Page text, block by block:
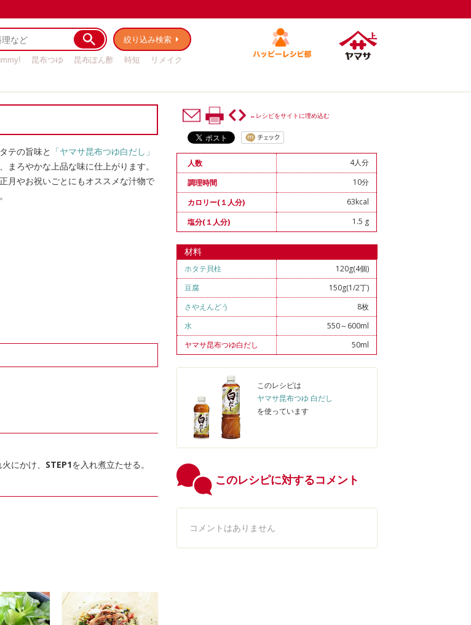
絞り込み検索
昆布つゆ 昆布ぽん酢 時短
リメイク
テの旨味と 「ヤマサ昆布つゆ白だし」
まろやかな上品な味に仕上がります。
月やお祝いごとにもオススメな汁物で
にかけ、 STEP1を入れ煮立たせる。
←レシピをサイトに埋め込む
人数
4人分
調理時間
10分
カロリー(１人分)
63kcal
塩分(１人分)
1.5 g
材料
ホタテ貝柱
120g(4個)
豆腐
150g(1/2丁)
さやえんどう
8枚
水
550～600ml
ヤマサ昆布つゆ白だし
50ml
このレシピは
ヤマサ昆布つゆ 白だし
を使っています
このレシピに対するコメント
コメントはありません